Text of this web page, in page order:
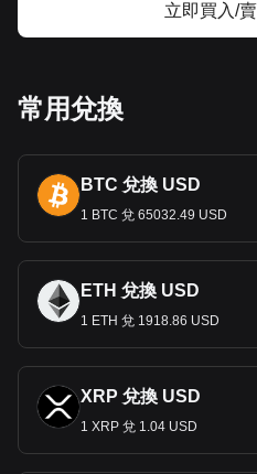
為特色，講述了巴拿馬豐富的
鳴。
經濟作用
元，因此巴爾博亞主要以鑄幣形
支撐著巴拿馬的服務型經濟，
融體系和經濟活動至關重要。
貨幣政策與穩定度
使用美元和巴爾博亞硬幣的貨
意味著巴拿馬沒有自己獨立的
和信心，吸引了外國投資，特
國際貿易與巴拿馬
立即買入/
常用兌換
BTC 兌換 USD
1 BTC 兌 65032.49 USD
ETH 兌換 USD
1 ETH 兌 1918.86 USD
XRP 兌換 USD
1 XRP 兌 1.04 USD